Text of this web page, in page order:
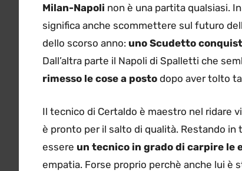
Milan-Napoli non è una partita qualsiasi.
significa anche scommettere sul futuro
dello scorso anno: uno Scudetto
Dall’altra parte il Napoli di Spalletti che
rimesso le cose a posto dopo aver tolto
Il tecnico di Certaldo è maestro nel ridare
è pronto per il salto di qualità. Restando in
essere un tecnico in grado di carpire le
empatia. Forse proprio perchè anche lui è